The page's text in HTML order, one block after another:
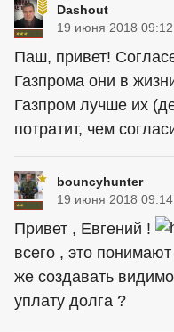
Dashout
19 июня 2018 09:12
Паш, привет!
Газпрома они в
Газпром лучше их
потратит, чем
bouncyhunter
19 июня 2018 09:14
Привет , Евгений !
всего , это
же создавать
уплату долга ?